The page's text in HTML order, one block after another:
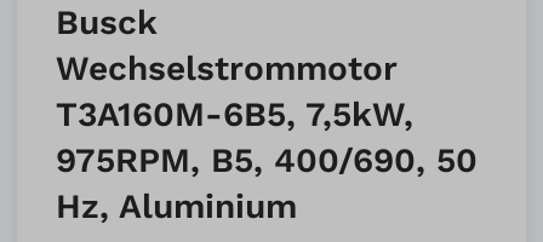
Busck
Wechselstrommotor
T3A160M-6B5, 7,5kW,
975RPM, B5, 400/690, 50
Hz, Aluminium